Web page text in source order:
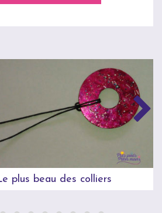
plus beau des colliers